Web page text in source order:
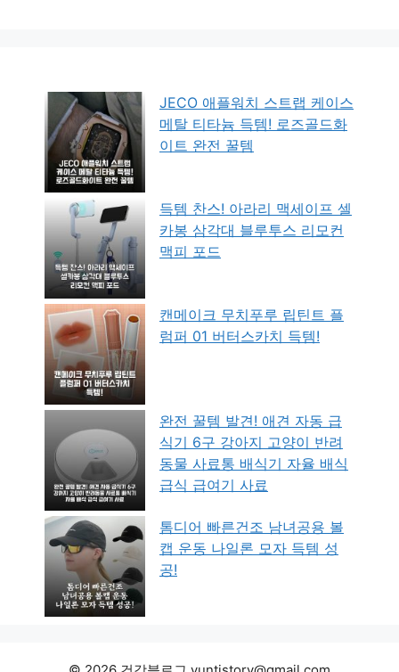
JECO 애플워치 스트랩 케이스
메탈 티타늄 득템! 로즈골드화
이트 완전 꿀템
득템 찬스! 아라리 맥세이프 셀
카봉 삼각대 블루투스 리모컨
맥피 포드
캔메이크 무치푸루 립틴트 플
럼퍼 01 버터스카치 득템!
완전 꿀템 발견! 애견 자동 급
식기 6구 강아지 고양이 반려
동물 사료통 배식기 자율 배식
급식 급여기 사료
톰디어 빠른건조 남녀공용 볼
캡 운동 나일론 모자 득템 성
공!